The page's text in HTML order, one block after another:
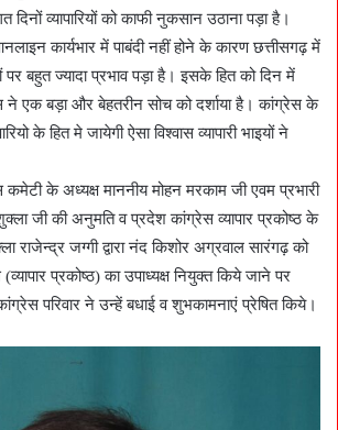
व्यापारियों को काफी नुकसान उठाना पड़ा है।
कार्यभार में पाबंदी नहीं होने के कारण छत्तीसगढ़ में
पर बहुत ज्यादा प्रभाव पड़ा है। इसके हित को दिन में
एक बड़ा और बेहतरीन सोच को दर्शाया है। कांग्रेस के
के हित मे जायेगी ऐसा विश्वास व्यापारी भाइयों ने
के अध्यक्ष माननीय मोहन मरकाम जी एवम प्रभारी
जी की अनुमति व प्रदेश कांग्रेस व्यापार प्रकोष्ठ के
राजेन्द्र जग्गी द्वारा नंद किशोर अग्रवाल सारंगढ़ को
प्रकोष्ठ) का उपाध्यक्ष नियुक्त किये जाने पर
परिवार ने उन्हें बधाई व शुभकामनाएं प्रेषित किये।